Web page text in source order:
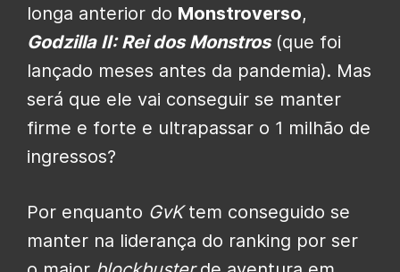
longa anterior do Monstroverso,
Godzilla II: Rei dos Monstros(que foi
lançado meses antes da pandemia). Mas
será que ele vai conseguir se manter
firme e forte e ultrapassar o 1 milhão de
ingressos?
Por enquanto GvKtem conseguido se
manter na liderança do ranking por ser